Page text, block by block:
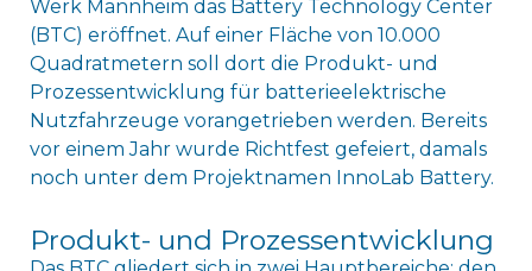
Werk Mannheim das Battery Technology Center
(BTC) eröffnet. Auf einer Fläche von 10.000
Quadratmetern soll dort die Produkt- und
Prozessentwicklung für batterieelektrische
Nutzfahrzeuge vorangetrieben werden. Bereits
vor einem Jahr wurde Richtfest gefeiert, damals
noch unter dem Projektnamen InnoLab Battery.
Produkt- und Prozessentwicklung